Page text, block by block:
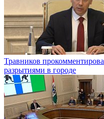
Травников
разрытиями в городе